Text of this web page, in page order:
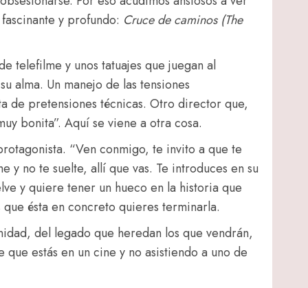
y profundo: Cruce de caminos (The
telefilme y unos tatuajes que juegan al
alma. Un manejo de las tensiones
de pretensiones técnicas. Otro director que,
bonita”. Aquí se viene a otra cosa.
“Ven conmigo, te invito a que te
no te suelte, allí que vas. Te introduces en su
y quiere tener un hueco en la historia que
ésta en concreto quieres terminarla.
del legado que heredan los que vendrán,
estás en un cine y no asistiendo a uno de